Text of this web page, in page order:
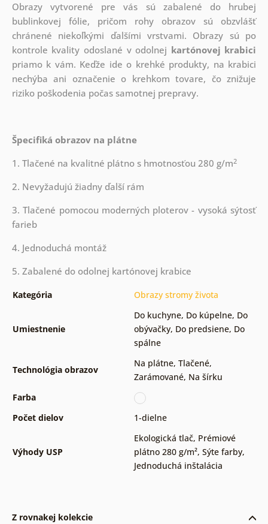
Obrazy vytvorené pre vás sú zabalené do hrubej
bublinkovej fólie, pričom rohy obrazov sú obzvlášť
chránené niekoľkými ďalšími vrstvami. Obrazy sú po
kontrole kvality odoslané v odolnej kartónovej krabici
priamo k vám. Keďže ide o krehké produkty, na krabici
nechýba ani označenie o krehkom tovare, čo znižuje
riziko poškodenia počas samotnej prepravy.
Špecifiká obrazov na plátne
1. Tlačené na kvalitné plátno s hmotnosťou 280 g/m2
2. Nevyžadujú žiadny ďalší rám
3. Tlačené pomocou moderných ploterov - vysoká sýtosť
farieb
4. Jednoduchá montáž
5. Zabalené do odolnej kartónovej krabice
Kategória Obrazy stromy života
Umiestnenie
Do kuchyne, Do kúpelne, Do
obývačky, Do predsiene, Do
spálne
Technológia obrazov
Na plátne, Tlačené,
Zarámované, Na šírku
Farba
Počet dielov
1-dielne
Výhody USP
Ekologická tlač, Prémiové
plátno 280 g/m², Sýte farby,
Jednoduchá inštalácia
Z rovnakej kolekcie